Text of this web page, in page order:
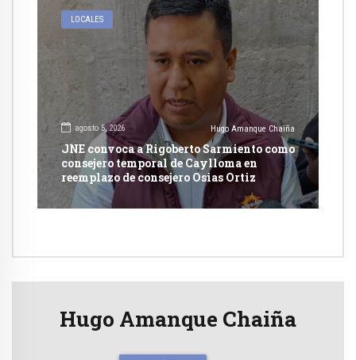
LOCALES
agosto 5, 2026 Hugo Amanque Chaiña
JNE convoca a Rigoberto Sarmiento como
consejero temporal de Caylloma en
reemplazo de consejero Osias Ortiz
Hugo Amanque Chaiña